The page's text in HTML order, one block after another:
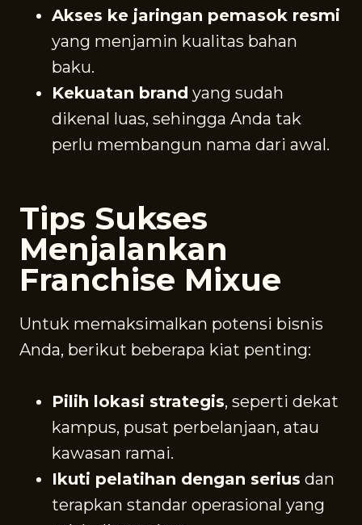
Akses ke jaringan pemasok resmi
yang menjamin kualitas bahan
baku.
Kekuatan brand yang sudah
dikenal luas, sehingga Anda tak
perlu membangun nama dari awal.
Tips Sukses
Menjalankan
Franchise Mixue
Untuk memaksimalkan potensi bisnis
Anda, berikut beberapa kiat penting:
Pilih lokasi strategis, seperti dekat
kampus, pusat perbelanjaan, atau
kawasan ramai.
Ikuti pelatihan dengan serius dan
terapkan standar operasional yang